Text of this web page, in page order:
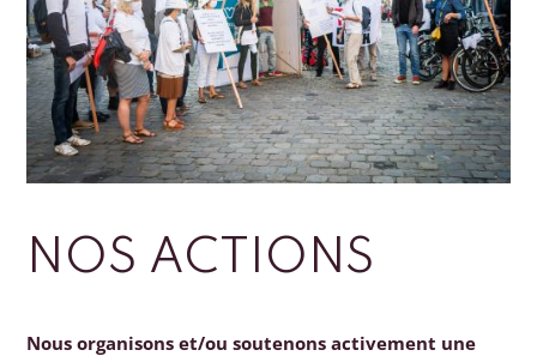
NOS ACTIONS
Nous organisons et/ou soutenons activement une